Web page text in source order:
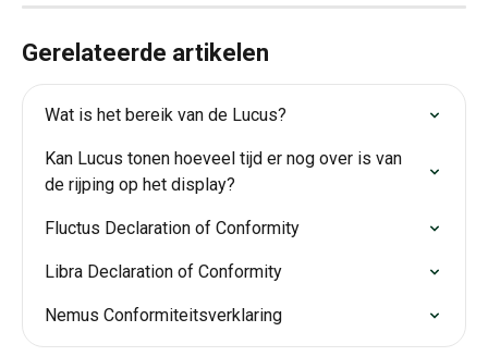
Gerelateerde artikelen
Wat is het bereik van de Lucus?
Kan Lucus tonen hoeveel tijd er nog over is van
de rijping op het display?
Fluctus Declaration of Conformity
Libra Declaration of Conformity
Nemus Conformiteitsverklaring